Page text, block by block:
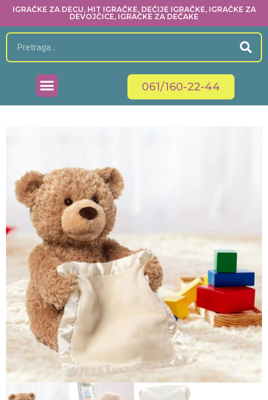
IGRAČKE ZA DECU, HIT IGRAČKE, DEČIJE IGRAČKE, IGRAČKE ZA
DEVOJČICE, IGRAČKE ZA DEČAKE
061/160-22-44